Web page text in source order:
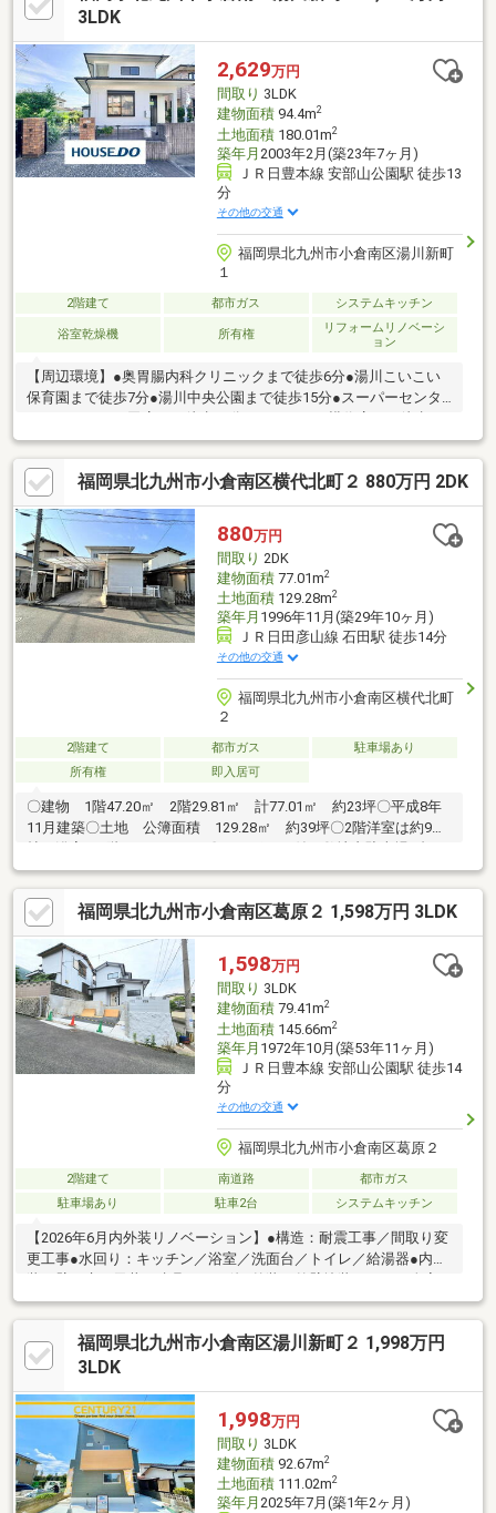
のワンストップサービス】・当社在籍スタッフはリフォーム、ロ
めてお見積り♪・住み替え先を探しながら、ご自宅の売却が並行し
て行えます！・もちろん査定も無料です
3LDK
2,629万円
間取り 3LDK
建物面積94.4m2
土地面積180.01m2
築年月 2003年2月(築23年7ヶ月)
ＪＲ日豊本線 安部山公園駅 徒歩13
分
その他の交通
福岡県北九州市小倉南区湯川新町
１
2階建て 都市ガス システムキッチン
浴室乾燥機 所有権
リフォームリノベーシ
ョン
【周辺環境】●奥胃腸内科クリニックまで徒歩6分●湯川こいこい
保育園まで徒歩7分●湯川中央公園まで徒歩15分●スーパーセンタ
分
福岡県北九州市小倉南区横代北町２ 880万円 2DK
880万円
間取り 2DK
建物面積77.01m2
土地面積129.28m2
築年月 1996年11月(築29年10ヶ月)
ＪＲ日田彦山線 石田駅 徒歩14分
その他の交通
福岡県北九州市小倉南区横代北町
２
2階建て 都市ガス
駐車場あり
所有権
即入居可
〇建物 1階47.20㎡ 2階29.81㎡ 計77.01㎡ 約23坪〇平成8年
11月建築〇土地 公簿面積 129.28㎡ 約39坪〇2階洋室は約9
福岡県北九州市小倉南区葛原２ 1,598万円 3LDK
1,598万円
間取り 3LDK
建物面積79.41m2
土地面積145.66m2
築年月 1972年10月(築53年11ヶ月)
ＪＲ日豊本線 安部山公園駅 徒歩14
分
その他の交通
福岡県北九州市小倉南区葛原２
2階建て 南道路
都市ガス
駐車場あり
駐車2台 システムキッチン
【2026年6月内外装リノベーション】●構造：耐震工事／間取り変
更工事●水回り：キッチン／浴室／洗面台／トイレ／給湯器●内
（ペアガラス）●外構：駐車場拡張／庭木剪定●その他：TVモニタ
ーフォン／全室照明／TVアンテナ安心・安全で2年間の保証付き
のリノベーションハウスが無理のないリーズナブルな月々で手に
入るリセットハウス、とてもオススメです。中古住宅の不安を出
ットハウスの魅力です。リセットハウスを誰よりも販売した弊社
担当にお任せください。お会いできることを楽しみに
福岡県北九州市小倉南区湯川新町２ 1,998万円
3LDK
1,998万円
間取り 3LDK
建物面積92.67m2
土地面積111.02m2
築年月 2025年7月(築1年2ヶ月)